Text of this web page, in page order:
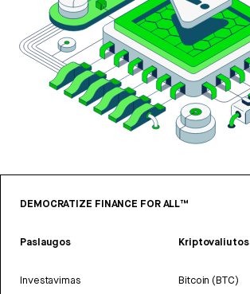
DEMOCRATIZE FINANCE FOR ALL™
Paslaugos
Investavimas
Kriptovaliutos
Bitcoin (BTC)